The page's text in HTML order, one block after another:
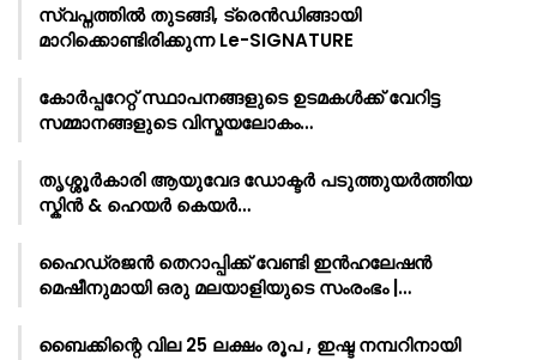
സ്വപ്നത്തിൽ തുടങ്ങി, ട്രെൻഡിങ്ങായി
മാറിക്കൊണ്ടിരിക്കുന്ന Le-SIGNATURE
കോർപ്പറേറ്റ് സ്ഥാപനങ്ങളുടെ ഉടമകൾക്ക് വേറിട്ട
സമ്മാനങ്ങളുടെ വിസ്മയലോകം…
തൃശ്ശൂർകാരി ആയുവേദ ഡോക്ടർ പടുത്തുയർത്തിയ
സ്കിൻ & ഹെയർ കെയർ…
ഹൈഡ്രജൻ തെറാപ്പിക്ക് വേണ്ടി ഇൻഹലേഷൻ
മെഷീനുമായി ഒരു മലയാളിയുടെ സംരംഭം |…
ബൈക്കിന്റെ വില 25 ലക്ഷം രൂപ , ഇഷ്ട നമ്പറിനായി